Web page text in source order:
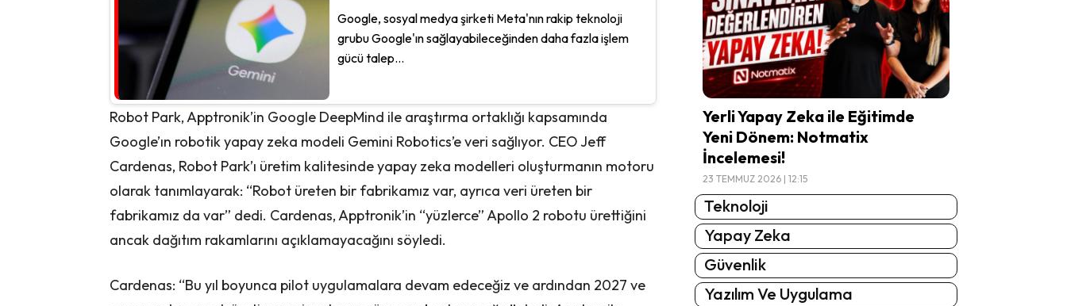
Google, sosyal medya şirketi Meta'nın rakip teknoloji
grubu Google'ın sağlayabileceğinden daha fazla işlem
gücü talep...
Robot Park, Apptronik’in Google DeepMind ile araştırma ortaklığı kapsamında
Google’ın robotik yapay zeka modeli Gemini Robotics’e veri sağlıyor. CEO Jeff
Cardenas, Robot Park’ı üretim kalitesinde yapay zeka modelleri oluşturmanın motoru
olarak tanımlayarak: “Robot üreten bir fabrikamız var, ayrıca veri üreten bir
fabrikamız da var” dedi. Cardenas, Apptronik’in “yüzlerce” Apollo 2 robotu ürettiğini
ancak dağıtım rakamlarını açıklamayacağını söyledi.
Cardenas: “Bu yıl boyunca pilot uygulamalara devam edeceğiz ve ardından 2027 ve
Yerli Yapay Zeka ile Eğitimde
Yeni Dönem: Notmatix
İncelemesi!
23 TEMMUZ 2026 | 12:15
Teknoloji
Yapay Zeka
Güvenlik
Yazılım Ve Uygulama